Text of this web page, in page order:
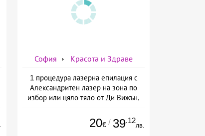
София Красота и Здраве
1 процедура лазерна епилация с
Александритен лазер на зона по
избор или цяло тяло от Ди Вижън,
20€ / 39.12
лв.